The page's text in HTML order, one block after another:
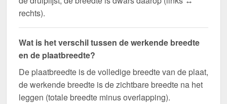
rechts).
Wat is het verschil tussen de werkende breedte
en de plaatbreedte?
De plaatbreedte is de volledige breedte van de plaat,
de werkende breedte is de zichtbare breedte na het
leggen (totale breedte minus overlapping).